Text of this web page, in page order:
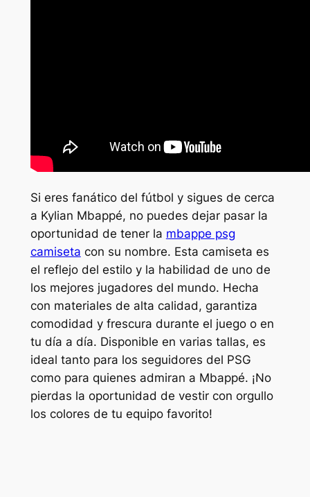
Si eres fanático del fútbol y sigues de cerca
a Kylian Mbappé, no puedes dejar pasar la
oportunidad de tener la mbappe psg
camiseta con su nombre. Esta camiseta es
el reflejo del estilo y la habilidad de uno de
los mejores jugadores del mundo. Hecha
con materiales de alta calidad, garantiza
comodidad y frescura durante el juego o en
tu día a día. Disponible en varias tallas, es
ideal tanto para los seguidores del PSG
como para quienes admiran a Mbappé. ¡No
pierdas la oportunidad de vestir con orgullo
los colores de tu equipo favorito!